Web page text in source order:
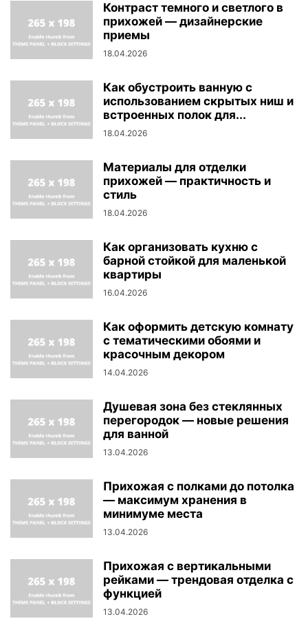
Контраст темного и светлого в
прихожей — дизайнерские
приемы
18.04.2026
Как обустроить ванную с
использованием скрытых ниш и
встроенных полок для...
18.04.2026
Материалы для отделки
прихожей — практичность и
стиль
18.04.2026
Как организовать кухню с
барной стойкой для маленькой
квартиры
16.04.2026
Как оформить детскую комнату
с тематическими обоями и
красочным декором
14.04.2026
Душевая зона без стеклянных
перегородок — новые решения
для ванной
13.04.2026
Прихожая с полками до потолка
— максимум хранения в
минимуме места
13.04.2026
Прихожая с вертикальными
рейками — трендовая отделка с
функцией
13.04.2026